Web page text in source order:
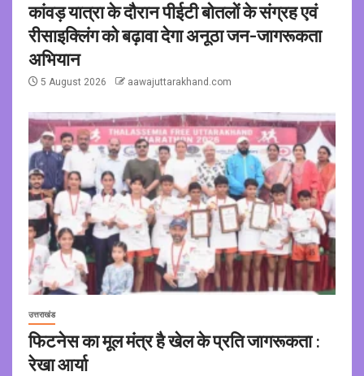
कांवड़ यात्रा के दौरान पीईटी बोतलों के संग्रह एवं
रीसाइक्लिंग को बढ़ावा देगा अनूठा जन-जागरूकता
अभियान
5 August 2026 aawajuttarakhand.com
उत्तराखंड
फिटनेस का मूल मंत्र है खेल के प्रति जागरूकता :
रेखा आर्या